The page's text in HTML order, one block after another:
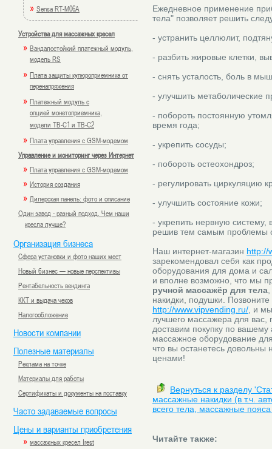
» Sensa RT-M06A
Устройства для массажных кресел
» Вандалостойкий платежный модуль,
модель RS
» Плата защиты купюроприемника от
перенапряжения
» Платежный модуль с
опцией монетоприемника,
модели TB-C1 и TB-C2
» Плата управления с GSM-модемом
Управление и мониторинг через Интернет
» Плата управления с GSM-модемом
» История создания
» Дилерская панель: фото и описание
Один завод - разный подход. Чем наши
кресла лучше?
Организация бизнеса
Сфера установки и фото наших мест
Новый бизнес — новые перспективы
Рентабельность вендинга
ККТ и выдача чеков
Налогообложение
Новости компании
Полезные материалы
Реклама на точке
Материалы для работы
Сертификаты и документы на поставку
Часто задаваемые вопросы
Цены и варианты приобретения
» массажных кресел Irest
Ежедневное применение
тела" позволяет решить
- устранить целлюлит,
- разбить жировые клетки,
- снять усталость, боль в
- улучшить метаболические
- побороть постоянную
время года;
- укрепить сосуды;
- побороть остеохондроз;
- регулировать циркуляцию
- улучшить состояние кожи;
- укрепить нервную систему,
решив тем самым проблемы
Наш интернет-магазин http://
зарекомендовал себя как
оборудования для дома и
и вполне возможно, что мы
ручной массажёр для тела
накидки, подушки.
http://www.vipvending.ru/ , и
лучшего массажера для вас,
доставим покупку по вашему
массажное оборудование
что вы останетесь
ценами!
Вернуться к разделу
массажные накидки (в т.ч.
всего тела, массажные
Читайте также: